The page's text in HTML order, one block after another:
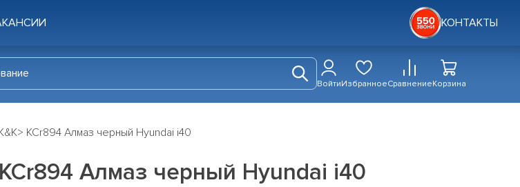
КОНТАКТЫ
ВойтиИзбранноеСравнениеКорзина
КСr894 Алмаз черный Hyundai i40
КСr894 Алмаз черный Hyundai i40